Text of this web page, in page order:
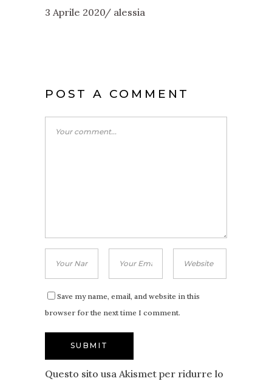
3 Aprile 2020 alessia
POST A COMMENT
Save my name, email, and website in this
browser for the next time I comment.
Questo sito usa Akismet per ridurre lo